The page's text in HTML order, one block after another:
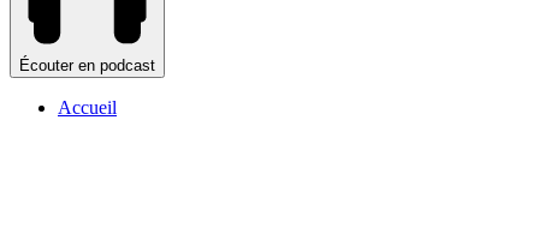
Écouter en podcast
Accueil